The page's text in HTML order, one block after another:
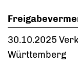
30.10.2025
Württemberg